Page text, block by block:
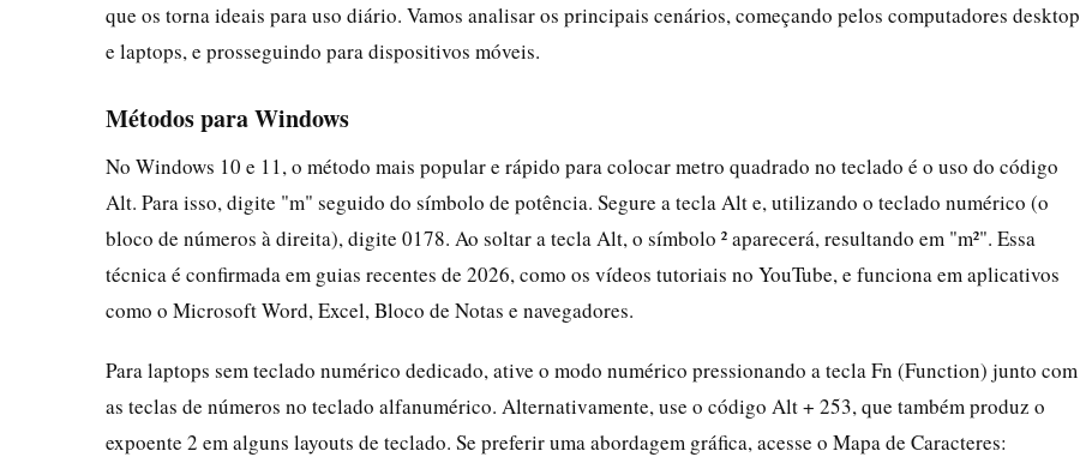
que os torna ideais para uso diário. Vamos analisar os principais cenários, começando pelos computadores desktop
e laptops, e prosseguindo para dispositivos móveis.
Métodos para Windows
No Windows 10 e 11, o método mais popular e rápido para colocar metro quadrado no teclado é o uso do código
Alt. Para isso, digite "m" seguido do símbolo de potência. Segure a tecla Alt e, utilizando o teclado numérico (o
bloco de números à direita), digite 0178. Ao soltar a tecla Alt, o símbolo ² aparecerá, resultando em "m²". Essa
técnica é confirmada em guias recentes de 2026, como os vídeos tutoriais no YouTube, e funciona em aplicativos
como o Microsoft Word, Excel, Bloco de Notas e navegadores.
Para laptops sem teclado numérico dedicado, ative o modo numérico pressionando a tecla Fn (Function) junto com
as teclas de números no teclado alfanumérico. Alternativamente, use o código Alt + 253, que também produz o
expoente 2 em alguns layouts de teclado. Se preferir uma abordagem gráfica, acesse o Mapa de Caracteres: